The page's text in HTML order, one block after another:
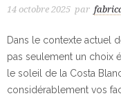
14 octobre 2025 par
Dans le contexte actuel
pas seulement un choix
le soleil de la Costa
considérablement vos